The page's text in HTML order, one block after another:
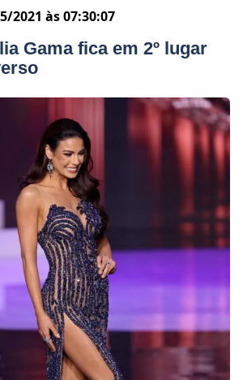
2021 às 07:30:07
Gama fica em 2º lugar